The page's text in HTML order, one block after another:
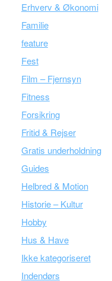
Erhverv & Økonomi
Familie
feature
Fest
Film – Fjernsyn
Fitness
Forsikring
Fritid & Rejser
Gratis underholdning
Guides
Helbred & Motion
Historie – Kultur
Hobby
Hus & Have
Ikke kategoriseret
Indendørs